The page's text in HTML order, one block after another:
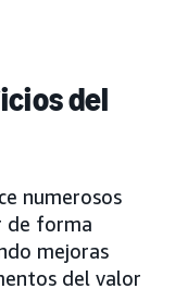
del
numerosos
de forma
mejoras
del valor